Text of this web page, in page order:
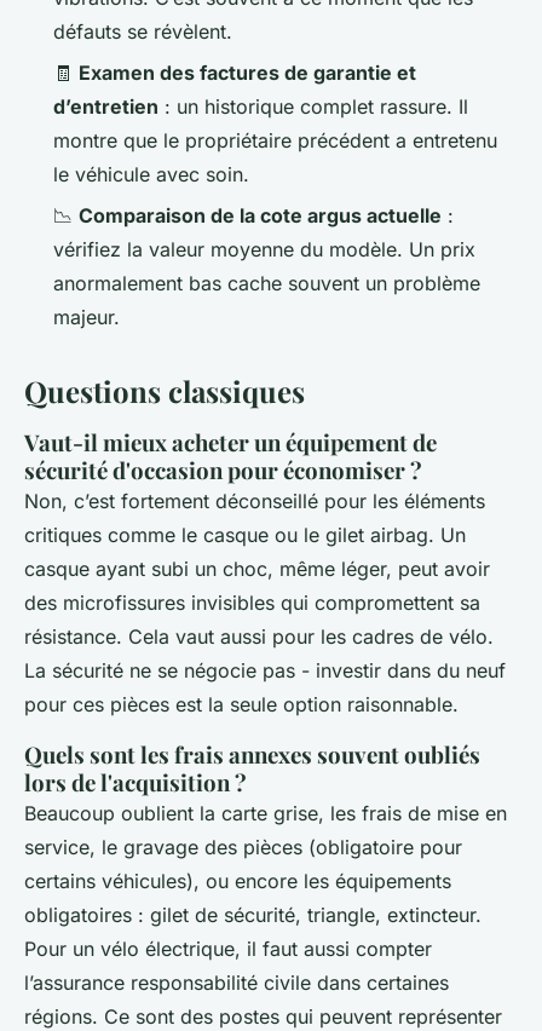
défauts se révèlent.
🧾 Examen des factures de garantie et
d’entretien : un historique complet rassure. Il
montre que le propriétaire précédent a entretenu
le véhicule avec soin.
📉 Comparaison de la cote argus actuelle :
vérifiez la valeur moyenne du modèle. Un prix
anormalement bas cache souvent un problème
majeur.
Questions classiques
Vaut-il mieux acheter un équipement de
sécurité d'occasion pour économiser ?
Non, c’est fortement déconseillé pour les éléments
critiques comme le casque ou le gilet airbag. Un
casque ayant subi un choc, même léger, peut avoir
des microfissures invisibles qui compromettent sa
résistance. Cela vaut aussi pour les cadres de vélo.
La sécurité ne se négocie pas - investir dans du neuf
pour ces pièces est la seule option raisonnable.
Quels sont les frais annexes souvent oubliés
lors de l'acquisition ?
Beaucoup oublient la carte grise, les frais de mise en
service, le gravage des pièces (obligatoire pour
certains véhicules), ou encore les équipements
obligatoires : gilet de sécurité, triangle, extincteur.
Pour un vélo électrique, il faut aussi compter
l’assurance responsabilité civile dans certaines
régions. Ce sont des postes qui peuvent représenter